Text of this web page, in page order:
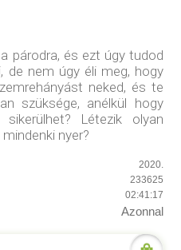
párodra, és ezt úgy tudod
de nem úgy éli meg, hogy
neked, és te
szüksége, anélkül hogy
sikerülhet? Létezik olyan
nyer?
2020.
233625
02:41:17
Azonnal